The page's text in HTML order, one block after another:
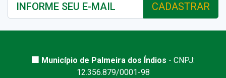
CADASTRAR
🏢 Município de Palmeira dos Índios - CNPJ:
12.356.879/0001-98